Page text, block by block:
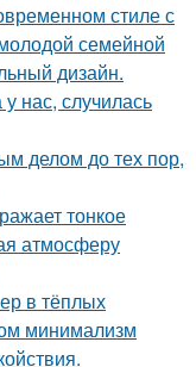
стиле с
семейной
дизайн.
нас, случилась
делом до тех пор,
тонкое
атмосферу
в тёплых
минимализм